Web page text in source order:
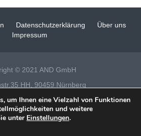
Datenschutzerklärung
Über uns
Impressum
© 2021 AND GmbH
HH, 90459 Nürnberg
0911 – 14 88 69 25
|Fensterputzer Nürnberg
um Ihnen eine Vielzahl von Funktionen
und weitere
unter Einstellungen.